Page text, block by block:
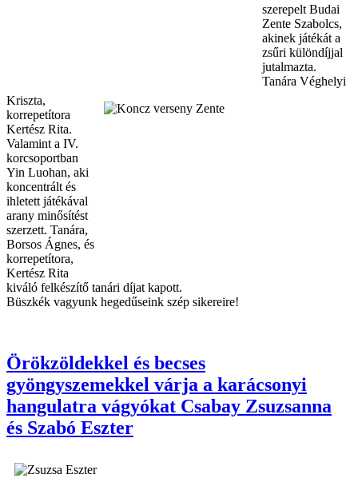
szerepelt Budai
Zente Szabolcs,
akinek játékát a
zsűri különdíjjal
jutalmazta.
Tanára Véghelyi
Kriszta,
korrepetítora
Kertész Rita.
Valamint a IV.
korcsoportban
Yin Luohan, aki
koncentrált és
ihletett játékával
arany minősítést
szerzett. Tanára,
Borsos Ágnes, és
korrepetítora,
Kertész Rita
kiváló felkészítő tanári díjat kapott.
Büszkék vagyunk hegedűseink szép sikereire!
Örökzöldekkel és becses
gyöngyszemekkel várja a karácsonyi
hangulatra vágyókat Csabay Zsuzsanna
és Szabó Eszter